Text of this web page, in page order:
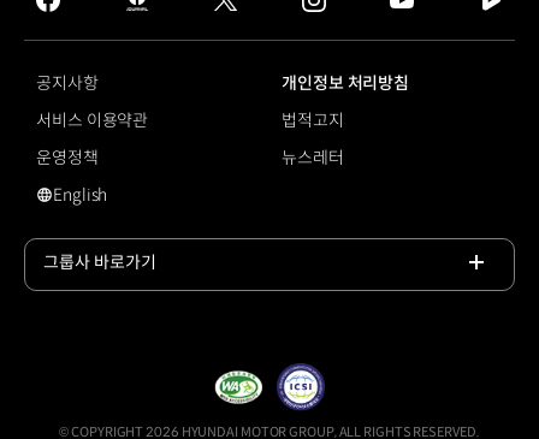
facebook
hmg
journal
twitter instagram
tv
공지사항
개인정보 처리방침
서비스 이용약관
법적고지
운영정책
뉴스레터
영문 사이트로 이동
English
그룹사 바로가기
© COPYRIGHT 2026 HYUNDAI MOTOR GROUP, ALL RIGHTS RESERVED.